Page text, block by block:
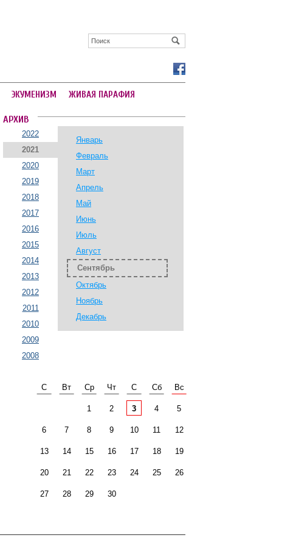
ЭКУМЕНИЗМ ЖИВАЯ ПАРАФИЯ
АРХИВ
2022
2021
2020
2019
2018
2017
2016
2015
2014
2013
2012
2011
2010
2009
2008
Январь
Февраль
Март
Апрель
Май
Июнь
Июль
Август
Сентябрь
Октябрь
Ноябрь
Декабрь
С Вт Ср Чт С Сб Вс
1 2 3 4 5
6 7 8 9 10 11 12
13 14 15 16 17 18 19
20 21 22 23 24 25 26
27 28 29 30